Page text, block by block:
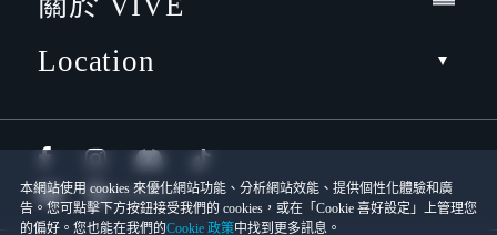
本網站使用 cookies 來優化網站功能、分析網站效能、提供個性化體驗和廣
告。您可點擊下方按鈕接受我們的 cookies，或在「Cookie 喜好設定」上管理您
的偏好。您也能在我們的Cookie 政策中找到更多訊息。
Location